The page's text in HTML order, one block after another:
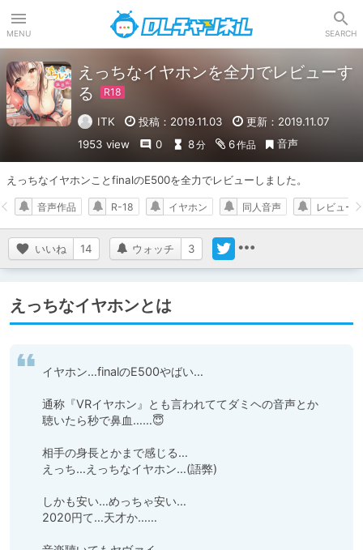
MENU SEARCH
えっちなイヤホンを全力でレビューす
る
ITK 投稿：2019.11.03
更新：2019.11.07
1953 view
0 8分 6作品 音声
えっちなイヤホンことfinalのE500を全力でレビューしました。
いいね 14 ウォッチ 3
音声作品 R-18 イヤホン 同人音声 レビュー
えっちなイヤホンとは
イヤホン…finalのE500やばい…
通称『VRイヤホン』とも言われててダミヘの音声とか
聴いたら秒で鼻血……😇
相手の身長とかまで感じる…
えっち…えっちなイヤホン…(語弊)
しかも安い…めっちゃ安い…
2020円て…天才か……